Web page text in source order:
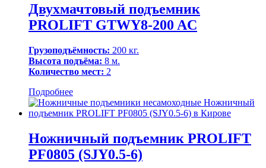
Двухмачтовый подъемник
PROLIFT GTWY8-200 AC
Грузоподъёмность: 200 кг.
Высота подъёма: 8 м.
Количество мест: 2
Подробнее
Ножничный подъемник PROLIFT
PF0805 (SJY0.5-6)